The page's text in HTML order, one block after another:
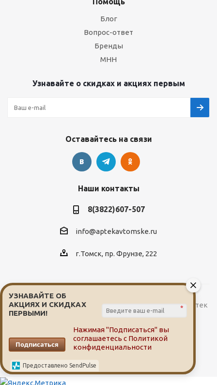
Блог
Вопрос-ответ
Бренды
МНН
Узнавайте о скидках и акциях первым
Оставайтесь на связи
Наши контакты
8(3822)607-507
info@aptekavtomske.ru
г.Томск, пр. Фрунзе, 222
2026 © Служба заказа и доставки лекарств от сети аптек
"Мой доктор"
УЗНАВАЙТЕ ОБ
АКЦИЯХ И СКИДКАХ
ПЕРВЫМИ!
*
Подписаться
Нажимая "Подписаться" вы
соглашаетесь с Политикой
конфиденциальности
Предоставлено SendPulse